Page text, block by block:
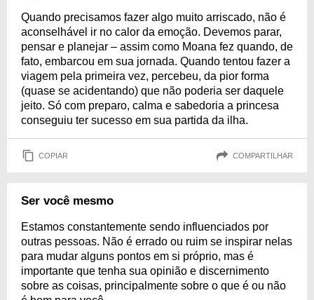
Quando precisamos fazer algo muito arriscado, não é
aconselhável ir no calor da emoção. Devemos parar,
pensar e planejar – assim como Moana fez quando, de
fato, embarcou em sua jornada. Quando tentou fazer a
viagem pela primeira vez, percebeu, da pior forma
(quase se acidentando) que não poderia ser daquele
jeito. Só com preparo, calma e sabedoria a princesa
conseguiu ter sucesso em sua partida da ilha.
COPIAR COMPARTILHAR
Ser você mesmo
Estamos constantemente sendo influenciados por
outras pessoas. Não é errado ou ruim se inspirar nelas
para mudar alguns pontos em si próprio, mas é
importante que tenha sua opinião e discernimento
sobre as coisas, principalmente sobre o que é ou não